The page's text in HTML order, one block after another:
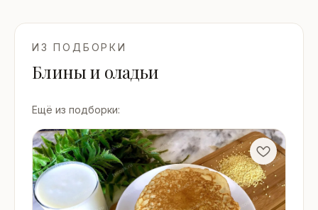
ИЗ ПОДБОРКИ
Блины и оладьи
Ещё из подборки: